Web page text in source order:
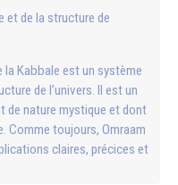
et de la structure de
la Kabbale est un système
de l’univers. Il est un
de nature mystique et dont
Comme toujours, Omraam
claires, précices et